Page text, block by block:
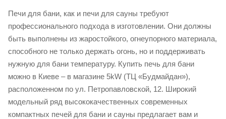
Печи для бани, как и печи для сауны требуют
профессионального подхода в изготовлении. Они должны
быть выполнены из жаростойкого, огнеупорного материала,
способного не только держать огонь, но и поддерживать
нужную для бани температуру. Купить печь для бани
можно в Киеве – в магазине 5kW (ТЦ «Будмайдан»),
расположенном по ул. Петропавловской, 12. Широкий
модельный ряд высококачественных современных
компактных печей для бани и сауны предлагает вам и